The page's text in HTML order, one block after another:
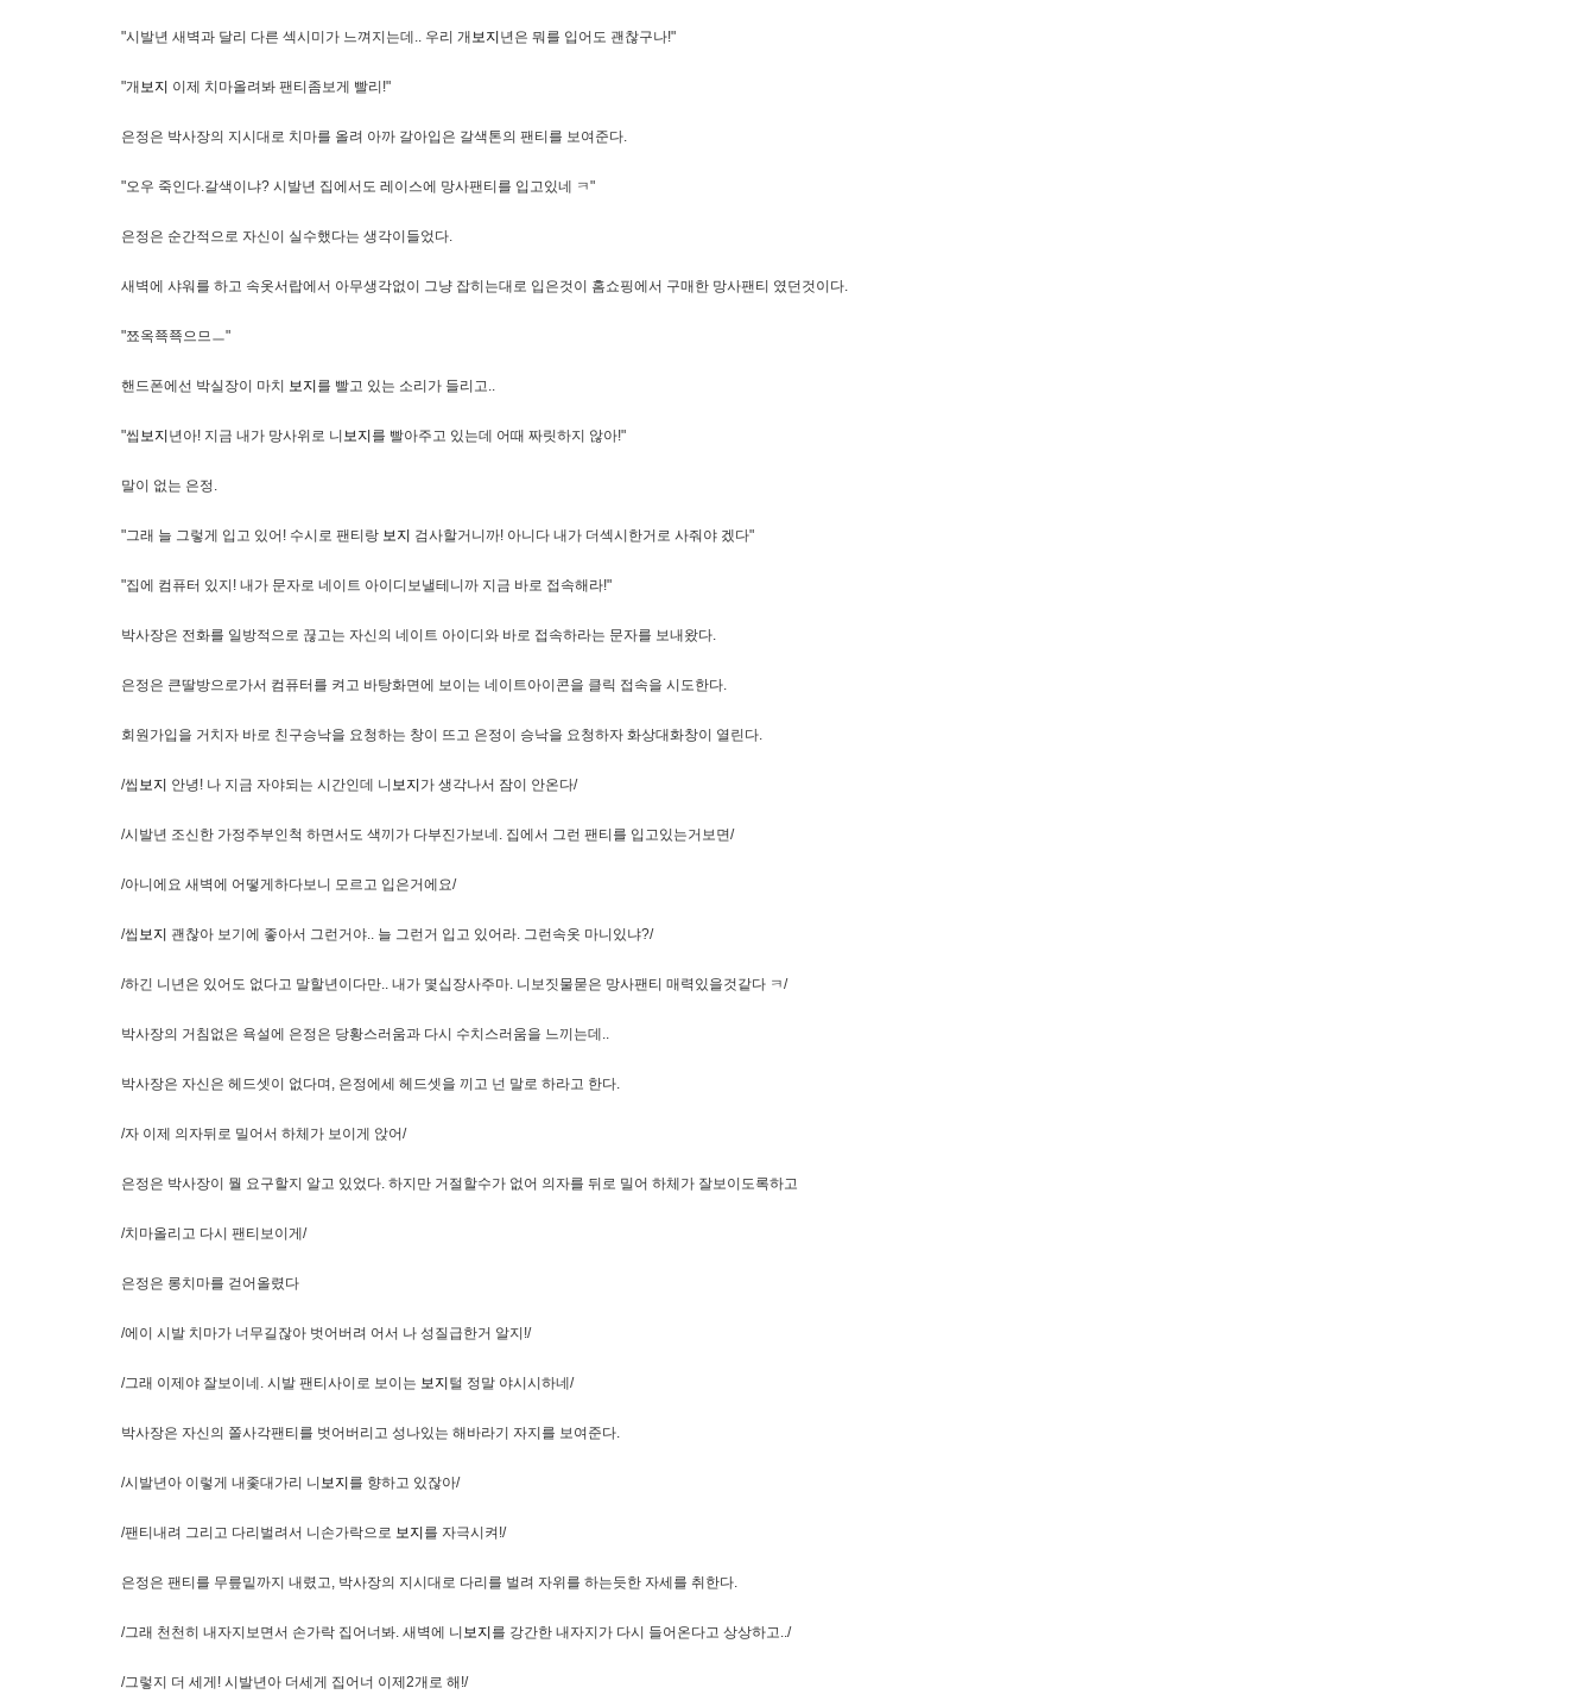
"시발년 새벽과 달리 다른 섹시미가 느껴지는데.. 우리 개 보지 년은 뭐를 입어도 괜찮구나!"
"개 보지 이제 치마올려봐 팬티좀보게 빨리!"
은정은 박사장의 지시대로 치마를 올려 아까 갈아입은 갈색톤의 팬티를 보여준다.
"오우 죽인다.갈색이냐? 시발년 집에서도 레이스에 망사팬티를 입고있네 ㅋ"
은정은 순간적으로 자신이 실수했다는 생각이들었다.
새벽에 샤워를 하고 속옷서랍에서 아무생각없이 그냥 잡히는대로 입은것이 홈쇼핑에서 구매한 망사팬티 였던것이다.
"쬬옥쬭쬭으므ㅡ"
핸드폰에선 박실장이 마치 보지 를 빨고 있는 소리가 들리고..
"씹 보지 년아! 지금 내가 망사위로 니 보지 를 빨아주고 있는데 어때 짜릿하지 않아!"
말이 없는 은정.
"그래 늘 그렇게 입고 있어! 수시로 팬티랑 보지 검사할거니까! 아니다 내가 더섹시한거로 사줘야 겠다"
"집에 컴퓨터 있지! 내가 문자로 네이트 아이디보낼테니까 지금 바로 접속해라!"
박사장은 전화를 일방적으로 끊고는 자신의 네이트 아이디와 바로 접속하라는 문자를 보내왔다.
은정은 큰딸방으로가서 컴퓨터를 켜고 바탕화면에 보이는 네이트아이콘을 클릭 접속을 시도한다.
회원가입을 거치자 바로 친구승낙을 요청하는 창이 뜨고 은정이 승낙을 요청하자 화상대화창이 열린다.
/씹 보지 안녕! 나 지금 자야되는 시간인데 니 보지 가 생각나서 잠이 안온다/
/시발년 조신한 가정주부인척 하면서도 색끼가 다부진가보네. 집에서 그런 팬티를 입고있는거보면/
/아니에요 새벽에 어떻게하다보니 모르고 입은거에요/
/씹 보지 괜찮아 보기에 좋아서 그런거야.. 늘 그런거 입고 있어라. 그런속옷 마니있냐?/
/하긴 니년은 있어도 없다고 말할년이다만.. 내가 몇십장사주마. 니보짓물묻은 망사팬티 매력있을것같다 ㅋ/
박사장의 거침없은 욕설에 은정은 당황스러움과 다시 수치스러움을 느끼는데..
박사장은 자신은 헤드셋이 없다며, 은정에세 헤드셋을 끼고 넌 말로 하라고 한다.
/자 이제 의자뒤로 밀어서 하체가 보이게 앉어/
은정은 박사장이 뭘 요구할지 알고 있었다. 하지만 거절할수가 없어 의자를 뒤로 밀어 하체가 잘보이도록하고
/치마올리고 다시 팬티보이게/
은정은 롱치마를 걷어올렸다
/에이 시발 치마가 너무길잖아 벗어버려 어서 나 성질급한거 알지!/
/그래 이제야 잘보이네. 시발 팬티사이로 보이는 보지 털 정말 야시시하네/
박사장은 자신의 쫄사각팬티를 벗어버리고 성나있는 해바라기 자지를 보여준다.
/시발년아 이렇게 내좇대가리 니 보지 를 향하고 있잖아/
/팬티내려 그리고 다리벌려서 니손가락으로 보지 를 자극시켜!/
은정은 팬티를 무릎밑까지 내렸고, 박사장의 지시대로 다리를 벌려 자위를 하는듯한 자세를 취한다.
/그래 천천히 내자지보면서 손가락 집어너봐. 새벽에 니 보지 를 강간한 내자지가 다시 들어온다고 상상하고../
/그렇지 더 세게! 시발년아 더세게 집어너 이제2개로 해!/